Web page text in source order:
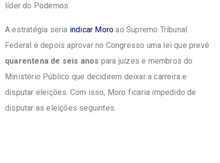
líder do Podemos.
A estratégia seria indicar Moro ao Supremo Tribunal
Federal e depois aprovar no Congresso uma lei que prevê
quarentena de seis anos para juízes e membros do
Ministério Público que decidirem deixar a carreira e
disputar eleições. Com isso, Moro ficaria impedido de
disputar as eleições seguintes.